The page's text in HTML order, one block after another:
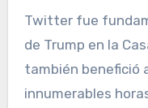
Twitter fue
de Trump en la
también benefició
innumerables